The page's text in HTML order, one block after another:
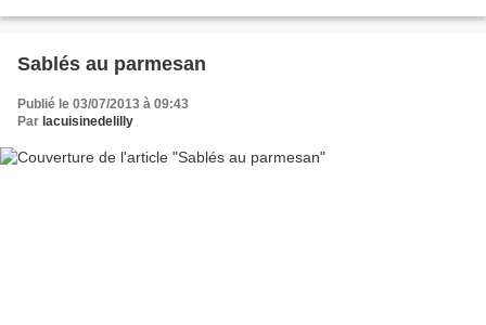
Sablés au parmesan
Publié le 03/07/2013 à 09:43
Par lacuisinedelilly